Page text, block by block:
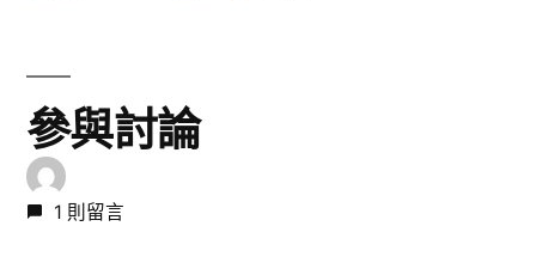
導
覽
參與討論
1 則留言